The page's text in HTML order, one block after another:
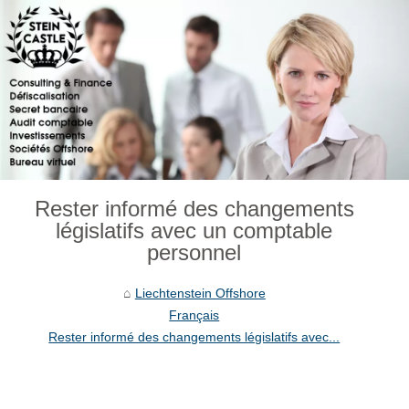
Rester informé des changements
législatifs avec un comptable
personnel
Liechtenstein Offshore
Français
Rester informé des changements législatifs avec...